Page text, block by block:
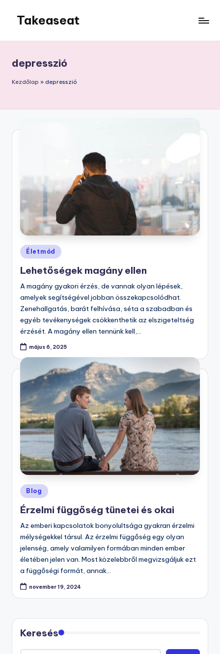
content
Takeaseat
depresszió
Kezdőlap » depresszió
Posted
in
Életmód
Lehetőségek magány ellen
A magány gyakori érzés, de vannak olyan lépések,
amelyek segítségével jobban összekapcsolódhat.
Zenehallgatás, barát felhívása, séta a szabadban és
egyéb tevékenységek csökkenthetik az elszigeteltség
érzését. A magány ellen tennünk kell,…
május 6, 2025
Posted
in
Blog
Érzelmi függőség tünetei és okai
Az emberi kapcsolatok bonyolultsága gyakran érzelmi
mélységekkel társul. Az érzelmi függőség egy olyan
jelenség, amely valamilyen formában minden ember
életében jelen van. Most közelebbről megvizsgáljuk ezt
a függőségi formát, annak…
november 19, 2024
Keresés